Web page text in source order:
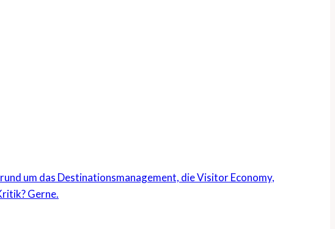
um das Destinationsmanagement, die Visitor Economy,
Gerne.